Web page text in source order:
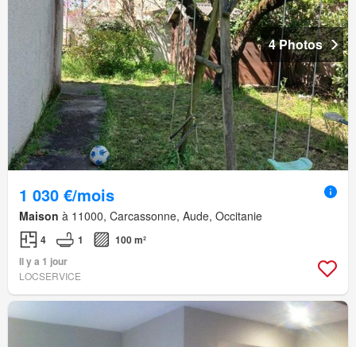
4 Photos
1 030 €/mois
Maison à 11000, Carcassonne, Aude, Occitanie
4 1
100 m²
Il y a 1 jour
LOCSERVICE